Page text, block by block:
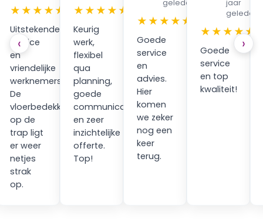
★★★★★
Uitstekende
service
en
vriendelijke
werknemers.
De
vloerbedekking
op de
trap ligt
er weer
netjes
strak
op.
★★★★★
Keurig
werk,
flexibel
qua
planning,
goede
communicatie
en zeer
inzichtelijke
offerte.
Top!
geleden
★★★★★
Goede
service
en
advies.
Hier
komen
we zeker
nog een
keer
terug.
jaar
geleden
★★★★★
Goede
service
en top
kwaliteit!
‹ ›